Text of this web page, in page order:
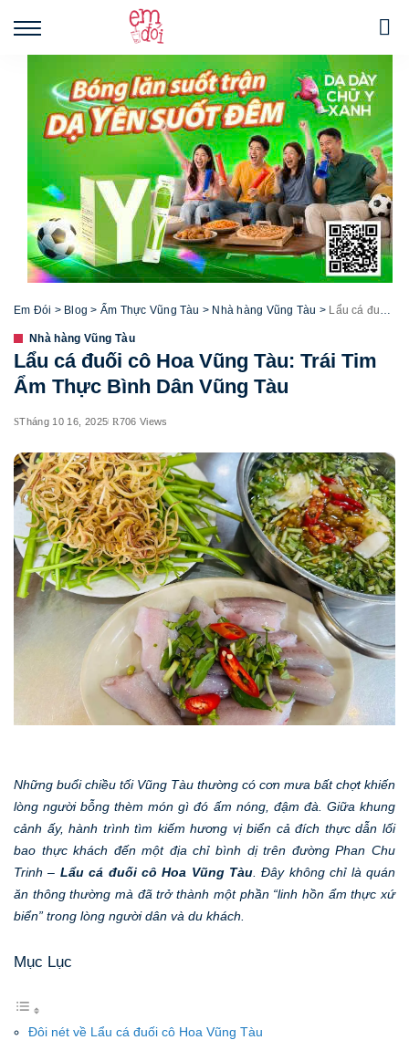
Em Đói > Blog > Ẩm Thực Vũng Tàu > Nhà hàng Vũng Tàu > Lẩu cá đuối cô Hoa Vũng Tàu: Trái Tim Ẩm Thực Bình Dân Vũng Tàu
Nhà hàng Vũng Tàu
Lẩu cá đuối cô Hoa Vũng Tàu: Trái Tim
Ẩm Thực Bình Dân Vũng Tàu
Tháng 10 16, 2025 706 Views
Những buổi chiều tối Vũng Tàu thường có cơn mưa bất chợt khiến
lòng người bỗng thèm món gì đó ấm nóng, đậm đà. Giữa khung
cảnh ấy, hành trình tìm kiếm hương vị biển cả đích thực dẫn lối
bao thực khách đến một địa chỉ bình dị trên đường Phan Chu
Trinh – Lẩu cá đuối cô Hoa Vũng Tàu . Đây không chỉ là quán
ăn thông thường mà đã trở thành một phần “linh hồn ẩm thực xứ
biển” trong lòng người dân và du khách.
Mục Lục
Đôi nét về Lẩu cá đuối cô Hoa Vũng Tàu